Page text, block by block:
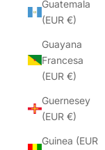
Guatemala
(EUR €)
Guayana
Francesa
(EUR €)
Guernesey
(EUR €)
Guinea (EUR